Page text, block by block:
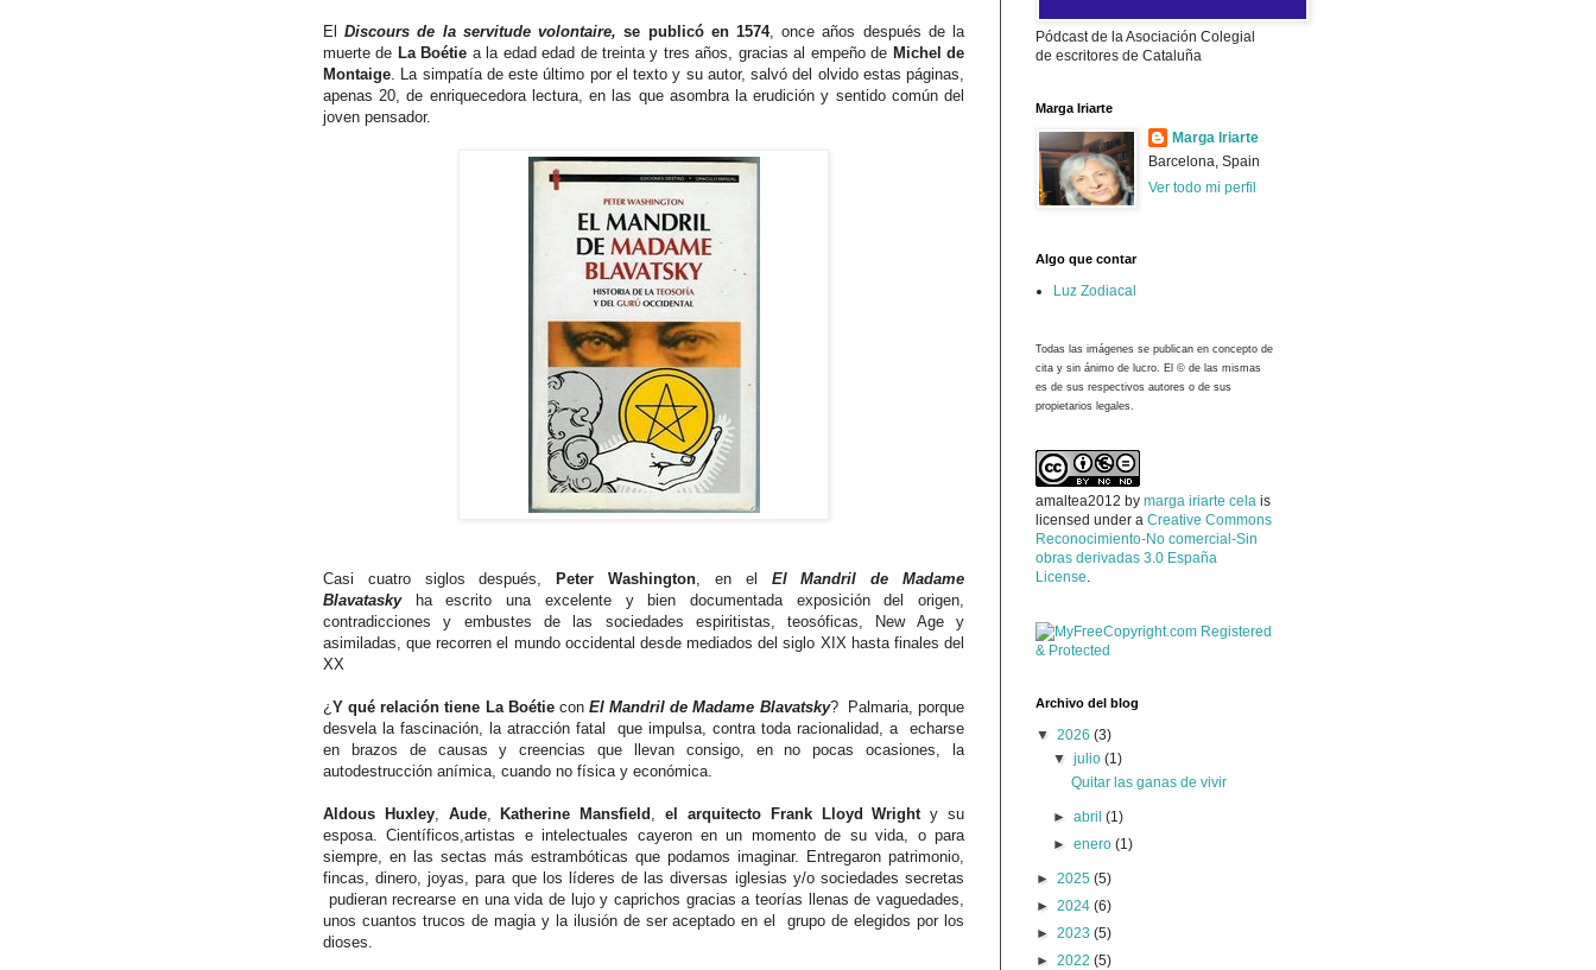
ElDiscours de la servitude volontaire,se publicó en 1574, once años después de la
muerte de La Boétie a la edad edad de treinta y tres años, gracias al empeño de Michel de
Montaige. La simpatía de este último por el texto y su autor, salvó del olvido estas páginas,
apenas 20, de enriquecedora lectura, en las que asombra la erudición y sentido común del
joven pensador.
Casi cuatro siglos después, Peter Washington, en el El Mandril de Madame
Blavatasky
ha escrito una excelente y bien documentada exposición del origen,
contradicciones y embustes de las sociedades espiritistas, teosóficas, New Age y
asimiladas, que recorren el mundo occidental desde mediados del siglo XIX hasta finales del
XX
¿ Y qué relación tiene La Boétie con El Mandril de Madame Blavatsky? Palmaria, porque
desvela la fascinación, la atracción fatal que impulsa, contra toda racionalidad, a echarse
en brazos de causas y creencias que llevan consigo, en no pocas ocasiones, la
autodestrucción anímica, cuando no física y económica.
Aldous Huxley, Aude, Katherine Mansfield ,el arquitecto Frank Lloyd Wrighty su
esposa. Científicos,artistas e intelectuales cayeron en un momento de su vida, o para
siempre, en las sectas más estrambóticas que podamos imaginar. Entregaron patrimonio,
fincas, dinero, joyas, para que los líderes de las diversas iglesias y/o sociedades secretas
pudieran recrearse en una vida de lujo y caprichos gracias a teorías llenas de vaguedades,
unos cuantos trucos de magia y la ilusión de ser aceptado en el grupo de elegidos por los
dioses.
Pódcast de la Asociación Colegial
de escritores de Cataluña
Marga Iriarte
Marga Iriarte
Barcelona, Spain
Ver todo mi perfil
Algo que contar
Luz Zodiacal
Todas las imágenes se publican en concepto de
cita y sin ánimo de lucro. El © de las mismas
es de sus respectivos autores o de sus
propietarios legales.
amaltea2012 by marga iriarte cela is
licensed under a Creative Commons
Reconocimiento-No comercial-Sin
obras derivadas 3.0 España
License.
Archivo del blog
▼ 2026 (3)
▼julio(1)
Quitar las ganas de vivir
►abril(1)
►enero(1)
► 2025 (5)
► 2024 (6)
► 2023 (5)
► 2022 (5)